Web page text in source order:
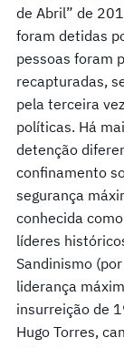
de Abril” de
foram detidas
pessoas foram
recapturadas,
pela terceira
políticas. Há
detenção
confinamento
segurança
conhecida
líderes
Sandinismo
liderança
insurreição de
Hugo Torres,